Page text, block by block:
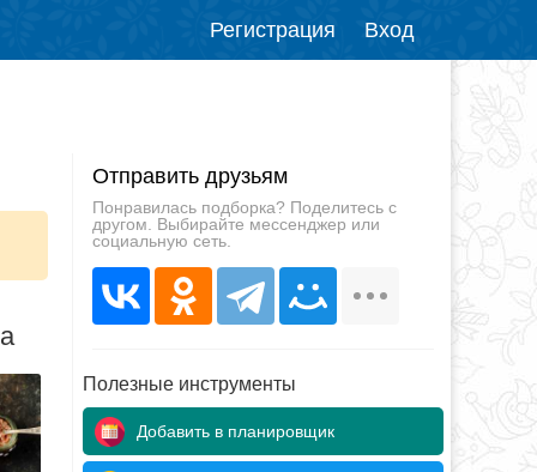
Регистрация Вход
Отправить друзьям
Понравилась подборка? Поделитесь с
другом. Выбирайте мессенджер или
социальную сеть.
Полезные инструменты
Добавить в планировщик